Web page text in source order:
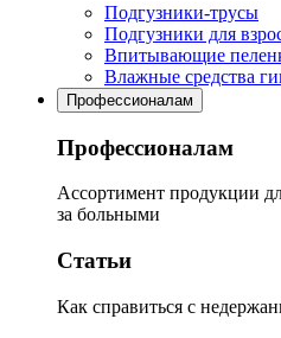
Подгузники-трусы
Подгузники для
Впитывающие
Влажные средства
Профессионалам
Профессионалам
Ассортимент продукции
за больными
Статьи
Как справиться с